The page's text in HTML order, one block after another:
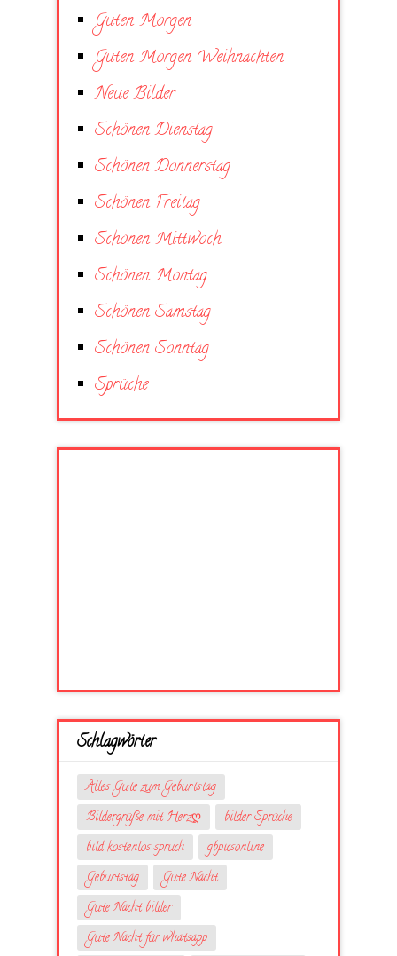
Guten Morgen
Guten Morgen Weihnachten
Neue Bilder
Schönen Dienstag
Schönen Donnerstag
Schönen Freitag
Schönen Mittwoch
Schönen Montag
Schönen Samstag
Schönen Sonntag
Sprüche
Schlagwörter
Alles Gute zum Geburtstag
Bildergrüße mit Herzღ
bilder Sprüche
bild kostenlos spruch
gbpicsonline
Geburtstag
Gute Nacht
Gute Nacht bilder
Gute Nacht für whatsapp